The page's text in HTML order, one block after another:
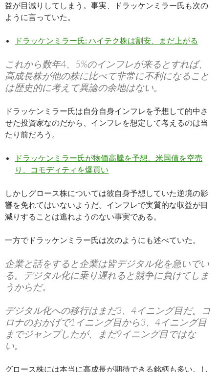
益が目減りしてしまう。事実、ドラッケンミラー氏も次の
ように言っていた。
ドラッケンミラー氏: ハイテク株は割安、まだ上がる
これから数年4、5%のインフレが来るとすれば、
高成長株が他の株に比べて非常に不利になること
は歴史的に考えて異論の余地はない。
ドラッケンミラー氏は自分自身インフレを予想して的中さ
せた投資家なのだから、インフレを想定して考えるのは当
たり前だろう。
ドラッケンミラー氏が物価高騰を予想、米国債を空売
り、コモディティを爆買い
しかしグロース株については彼自身予想していた逆境の影
響を免れてはいないようだ。インフレで実質的な収益が目
減りすることは逃れようのない事実である。
一方でドラッケンミラー氏は次のようにも述べていた。
企業と話をすると企業は皆デジタル化を急いでい
る。デジタル化に乗り遅れると競争に負けてしま
うからだ。
デジタル化への移行はまだ3、4イニング目だ。コ
ロナのおかげで1イニング目から3、4イニング目
までジャンプしたが、まだ9イニング目ではな
い。
グロース株には本当に高成長が期待できる銘柄も多い。し